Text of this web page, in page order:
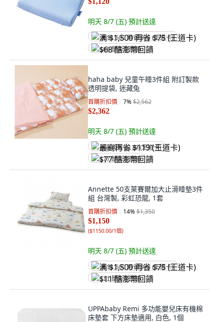
明天 8/7 (五) 預計送達
满 $1,500 再省 $75 (王道卡)
$68 酷澎幣回饋
haha baby 兒童午睡3件組 附訂製款
透明提袋, 迷藏兔
首購折扣價 7%$2,562
$2,362
明天 8/7 (五) 預計送達
最高再省 $119 (王道卡)
$77 酷澎幣回饋
Annette 50支萊賽爾加大止滑睡墊3件
組 台灣製, 彩虹恐龍, 1套
首購折扣價 14%$1,350
$1,150
($1150.00/1個)
明天 8/7 (五) 預計送達
满 $1,500 再省 $75 (王道卡)
$11 酷澎幣回饋
UPPAbaby Remi 多功能嬰兒床有機棉
床墊套 下方床墊適用, 白色, 1個